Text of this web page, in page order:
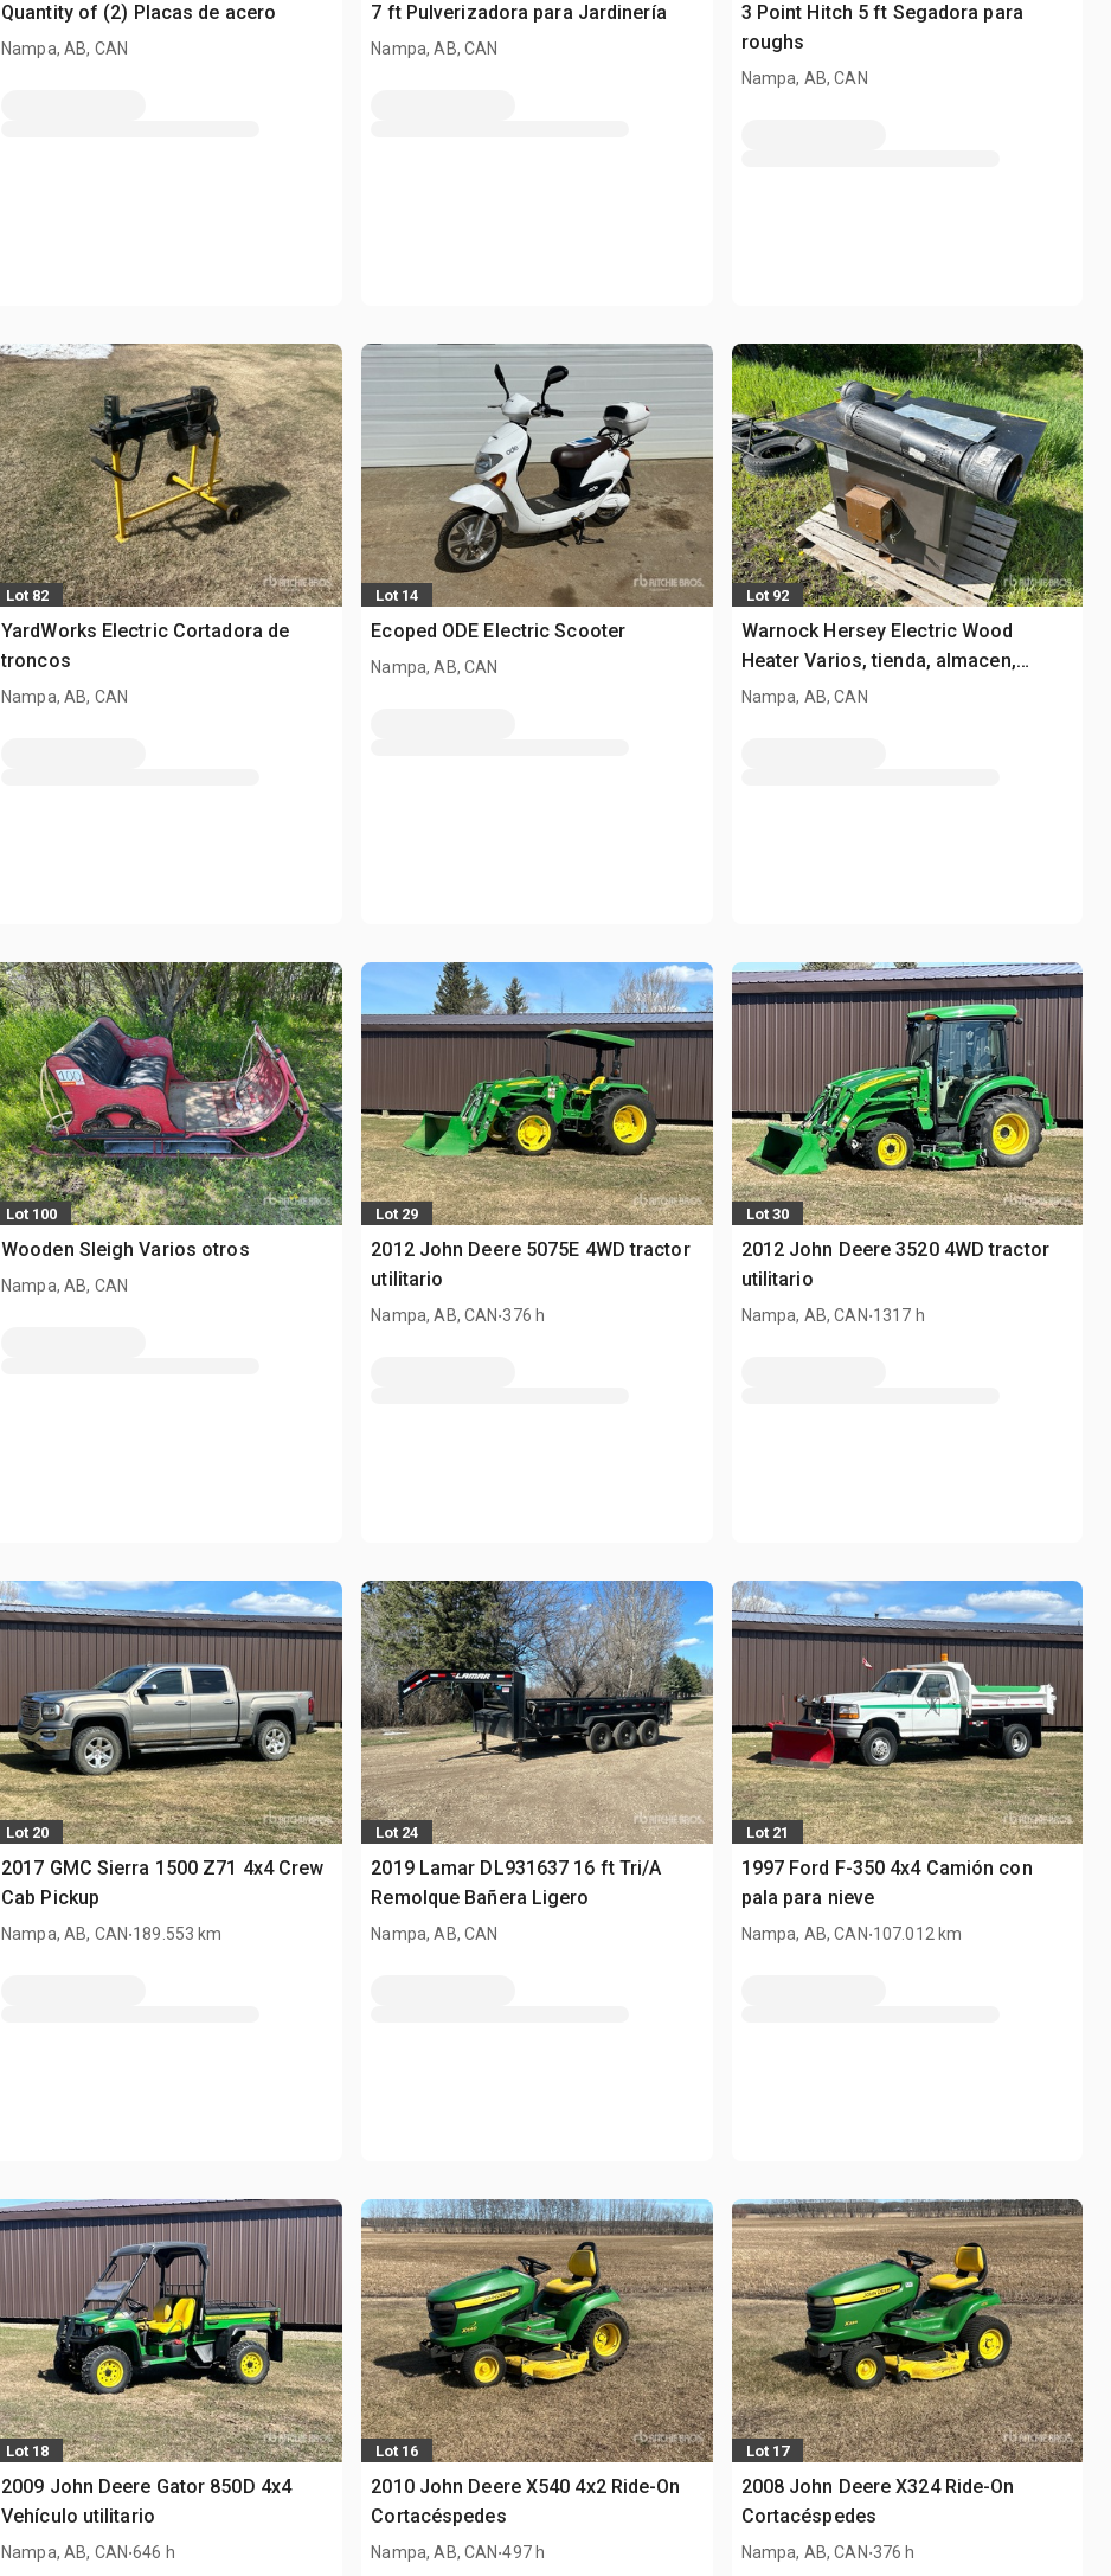
Quantity of (2) Placas de acero
Nampa, AB, CAN
7 ft Pulverizadora para Jardinería
Nampa, AB, CAN
3 Point Hitch 5 ft Segadora para
roughs
Nampa, AB, CAN
Lot 82
YardWorks Electric Cortadora de
troncos
Nampa, AB, CAN
Lot 14
Ecoped ODE Electric Scooter
Nampa, AB, CAN
Lot 92
Warnock Hersey Electric Wood
Heater Varios, tienda, almacen,
consumidor
Nampa, AB, CAN
Lot 100
Wooden Sleigh Varios otros
Nampa, AB, CAN
Lot 29
2012 John Deere 5075E 4WD tractor
utilitario
Nampa, AB, CAN.376 h
Lot 30
2012 John Deere 3520 4WD tractor
utilitario
Nampa, AB, CAN.1317 h
Lot 20
2017 GMC Sierra 1500 Z71 4x4 Crew
Cab Pickup
Nampa, AB, CAN.189.553 km
Lot 24
2019 Lamar DL931637 16 ft Tri/A
Remolque Bañera Ligero
Nampa, AB, CAN
Lot 21
1997 Ford F-350 4x4 Camión con
pala para nieve
Nampa, AB, CAN.107.012 km
Lot 18
2009 John Deere Gator 850D 4x4
Vehículo utilitario
Nampa, AB, CAN.646 h
Lot 16
2010 John Deere X540 4x2 Ride-On
Cortacéspedes
Nampa, AB, CAN.497 h
Lot 17
2008 John Deere X324 Ride-On
Cortacéspedes
Nampa, AB, CAN.376 h